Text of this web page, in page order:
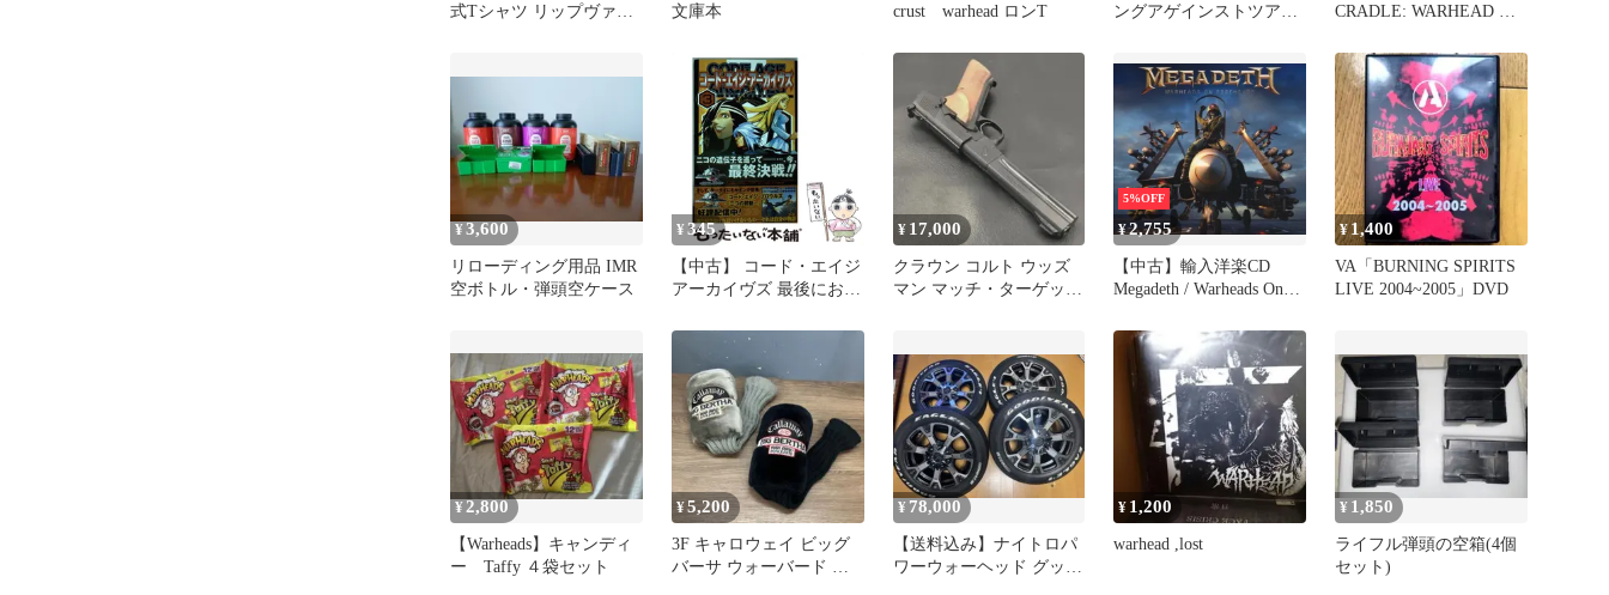
式Tシャツ リップヴァー
文庫本
crust warhead ロンT
ングアゲインストツア
CRADLE: WARHEAD 洋
¥3,600
リローディング用品 IMR
空ボトル・弾頭空ケース
¥ 345
【中古】 コード・エイジ
アーカイヴズ 最後におち
ミックス) / WARHEAD、
AIYAH-BALL / スクウェ
ア・エニックス
¥ 17,000
クラウン コルト ウッズ
マン マッチ・ターゲット
5%OFF
¥2,755
【中古】輸入洋楽CD
Megadeth / Warheads On
¥ 1,400
VA「BURNING SPIRITS
LIVE 2004~2005」DVD
¥2,800
【Warheads】キャンディ
ー Taffy ４袋セット
¥5,200
3F キャロウェイ ビッグ
バーサ ウォーバード ヘ
¥ 78,000
【送料込み】ナイトロパ
ワーウォーヘッド グッド
¥ 1,200
warhead ,lost
¥ 1,850
ライフル弾頭の空箱(4個
セット)